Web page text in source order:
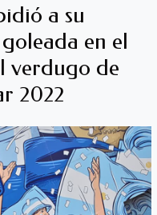
a su
en el
verdugo de
2022